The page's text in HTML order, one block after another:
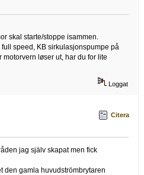
skal starte/stoppe isammen.
speed, KB sirkulasjonspumpe på
løser ut, har du for lite
Loggat
Citera
jag själv skapat men fick
den gamla huvudströmbrytaren